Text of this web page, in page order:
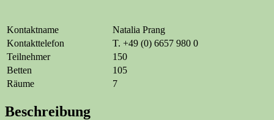
Kontaktname
Natalia Prang
Kontakttelefon
T. +49 (0) 6657 980 0
Teilnehmer
150
Betten
105
Räume
7
Beschreibung